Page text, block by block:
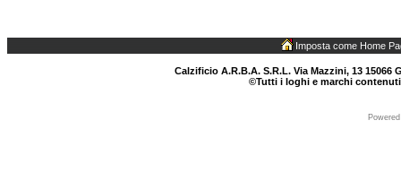
Imposta come Home
Calzificio A.R.B.A. S.R.L. Via Mazzini, 13 15066
©Tutti i loghi e marchi